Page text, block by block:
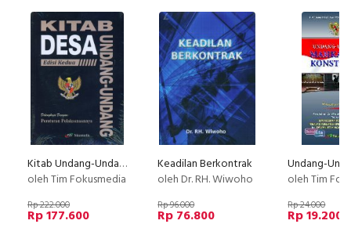
Kitab Undang-Undang Desa Edisi Kedua
oleh Tim Fokusmedia
Rp 222.000
Rp 177.600
Keadilan Berkontrak
oleh Dr. RH. Wiwoho
Rp 96.000
Rp 76.800
oleh Tim
Rp 24.000
Rp 19.200